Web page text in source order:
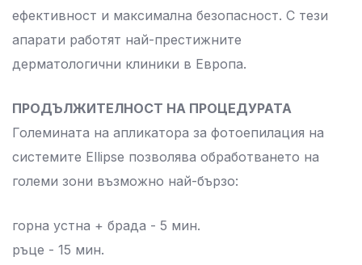
ефективност и максимална безопасност. С тези
апарати работят най-престижните
дерматологични клиники в Европа.
ПРОДЪЛЖИТЕЛНОСТ НА ПРОЦЕДУРАТА
Големината на апликатора за фотоепилация на
системите Ellipse позволява обработването на
големи зони възможно най-бързо:
горна устна + брада - 5 мин.
ръце - 15 мин.